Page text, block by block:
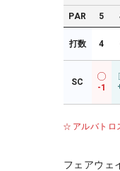
PAR 5
打数 4
SC
-1
アルバトロ
フェアウェ